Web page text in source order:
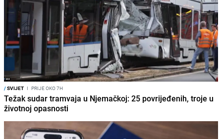
/SVIJET I PRIJE OKO 7H
Težak sudar tramvaja u Njemačkoj: 25 povrijeđenih, troje u
životnoj opasnosti